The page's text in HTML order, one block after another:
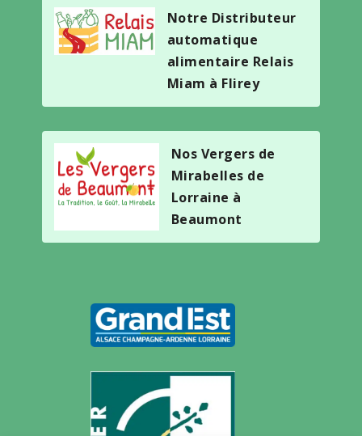
Notre Distributeur
automatique
alimentaire Relais
Miam à Flirey
Nos Vergers de
Mirabelles de
Lorraine à
Beaumont